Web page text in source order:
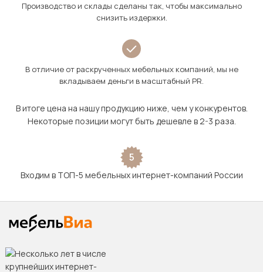
Производство и склады сделаны так, чтобы максимально
снизить издержки.
В отличие от раскрученных мебельных компаний, мы не
вкладываем деньги в масштабный PR.
В итоге цена на нашу продукцию ниже, чем у конкурентов.
Некоторые позиции могут быть дешевле в 2-3 раза.
5
Входим в ТОП-5 мебельных интернет-компаний России